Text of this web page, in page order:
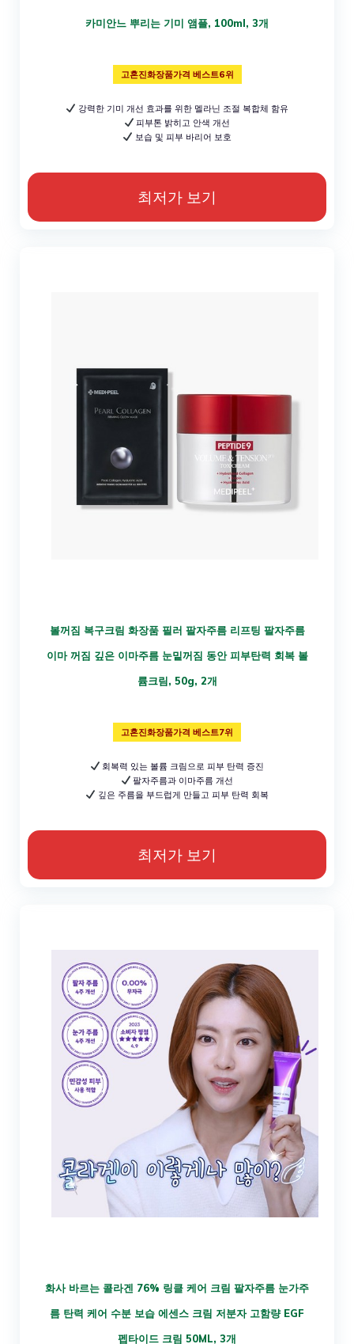
카미안느 뿌리는 기미 앰플, 100ml, 3개
고혼진화장품가격 베스트6위
강력한 기미 개선 효과를 위한 멜라닌 조절 복합체 함유
피부톤 밝히고 안색 개선
보습 및 피부 바리어 보호
최저가 보기
볼꺼짐 복구크림 화장품 필러 팔자주름 리프팅 팔자주름
이마 꺼짐 깊은 이마주름 눈밑꺼짐 동안 피부탄력 회복 볼
륨크림, 50g, 2개
고혼진화장품가격 베스트7위
회복력 있는 볼륨 크림으로 피부 탄력 증진
팔자주름과 이마주름 개선
깊은 주름을 부드럽게 만들고 피부 탄력 회복
최저가 보기
화사 바르는 콜라겐 76% 링클 케어 크림 팔자주름 눈가주
름 탄력 케어 수분 보습 에센스 크림 저분자 고함량 EGF
펩타이드 크림 50ML, 3개